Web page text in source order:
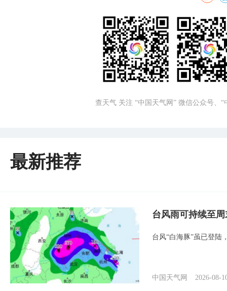
查天气 关注 “中国天气网” 微信公众号、
最新推荐
台风雨可持续至
台风“白海豚”虽已登陆
中国天气网 2026-08-